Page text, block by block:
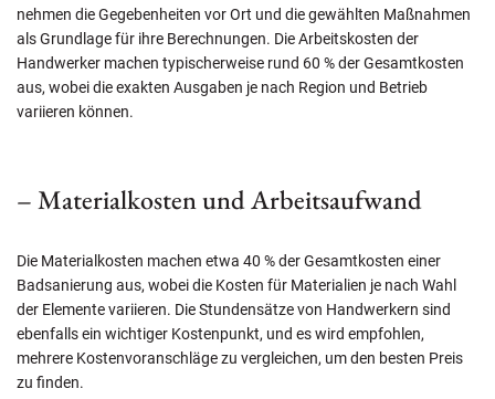
nehmen die Gegebenheiten vor Ort und die gewählten Maßnahmen
als Grundlage für ihre Berechnungen. Die Arbeitskosten der
Handwerker machen typischerweise rund 60 % der Gesamtkosten
aus, wobei die exakten Ausgaben je nach Region und Betrieb
variieren können.
– Materialkosten und Arbeitsaufwand
Die Materialkosten machen etwa 40 % der Gesamtkosten einer
Badsanierung aus, wobei die Kosten für Materialien je nach Wahl
der Elemente variieren. Die Stundensätze von Handwerkern sind
ebenfalls ein wichtiger Kostenpunkt, und es wird empfohlen,
mehrere Kostenvoranschläge zu vergleichen, um den besten Preis
zu finden.